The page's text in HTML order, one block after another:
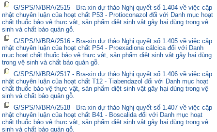
G/SPS/N/BRA/2515 - Bra-xin dự thảo Nghị quyết số 1.404 về việc cập
nhật chuyên luận của hoạt chất P53 - Protioconazol đối với Danh mục hoạt
chất thuốc bảo vệ thực vật, sản phẩm diệt sinh vật gây hại dùng trong vệ
sinh và chất bảo quản gỗ.
G/SPS/N/BRA/2516 - Bra-xin dự thảo Nghị quyết số 1.405 về việc cập
nhật chuyên luận của hoạt chất P54 - Proexadiona cálcica đối với Danh
mục hoạt chất thuốc bảo vệ thực vật, sản phẩm diệt sinh vật gây hại dùng
trong vệ sinh và chất bảo quản gỗ.
G/SPS/N/BRA/2517 - Bra-xin dự thảo Nghị quyết số 1.406 về việc cập
nhật chuyên luận của hoạt chất T12 - Tiabendazol đối với Danh mục hoạt
chất thuốc bảo vệ thực vật, sản phẩm diệt sinh vật gây hại dùng trong vệ
sinh và chất bảo quản gỗ.
G/SPS/N/BRA/2518 - Bra-xin dự thảo Nghị quyết số 1.407 về việc cập
nhật chuyên luận của hoạt chất B41 - Boscalida đối với Danh mục hoạt
chất thuốc bảo vệ thực vật, sản phẩm diệt sinh vật gây hại dùng trong vệ
sinh và chất bảo quản gỗ.